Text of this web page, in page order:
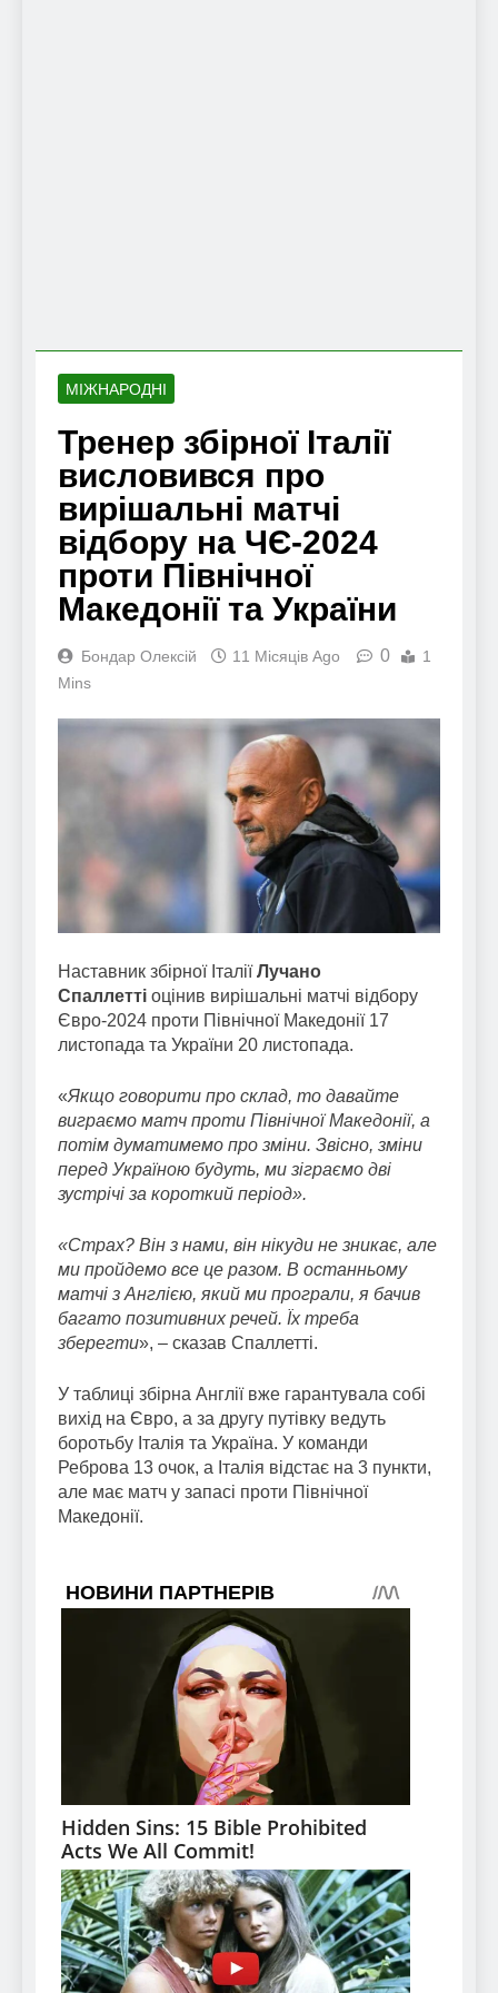
МІЖНАРОДНІ
Тренер збірної Італії
висловився про
вирішальні матчі
відбору на ЧЄ-2024
проти Північної
Македонії та України
Бондар Олексій 11 Місяців Ago 0
1
Mins
Наставник збірної ІталіїЛучано
Спаллетті оцінив вирішальні матчі відбору
Євро-2024 проти Північної Македонії 17
листопада та України 20 листопада.
«Якщо говорити про склад, то давайте
виграємо матч проти Північної Македонії, а
потім думатимемо про зміни. Звісно, зміни
перед Україною будуть, ми зіграємо дві
зустрічі за короткий період».
«Страх? Він з нами, він нікуди не зникає, але
ми пройдемо все це разом. В останньому
матчі з Англією, який ми програли, я бачив
багато позитивних речей. Їх треба
зберегти», – сказав Спаллетті.
У таблиці збірна Англії вже гарантувала собі
вихід на Євро, а за другу путівку ведуть
боротьбу Італія та Україна. У команди
Реброва 13 очок, а Італія відстає на 3 пункти,
але має матч у запасі проти Північної
Македонії.